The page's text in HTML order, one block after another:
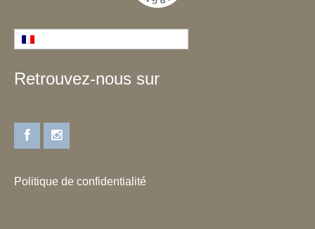
Retrouvez-nous sur
Politique de confidentialité